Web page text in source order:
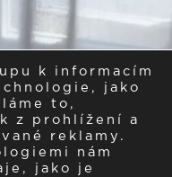
k informacím
jako
to,
z prohlížení a
reklamy.
nám
jako je